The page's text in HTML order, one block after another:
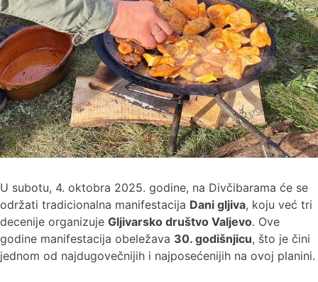
U subotu, 4. oktobra 2025. godine, na Divčibarama će se
održati tradicionalna manifestacija Dani gljiva, koju već tri
decenije organizuje Gljivarsko društvo Valjevo. Ove
godine manifestacija obeležava 30. godišnjicu, što je čini
jednom od najdugovečnijih i najposećenijih na ovoj planini.